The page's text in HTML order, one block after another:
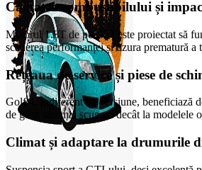
Calitatea combustibilului și
Motorul 1.8T de pe GTI este proiectat să
scăderea performanței și uzura prematură
Rețeaua de service și piese de
Golf 4, indiferent de versiune, beneficiază
de găsit sau mai scumpe decât la
Climat și adaptare la drumurile